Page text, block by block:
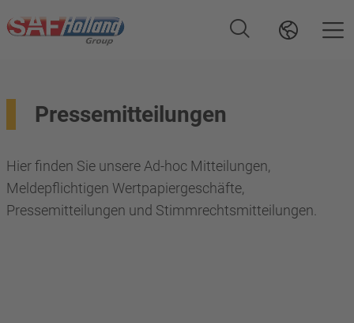
Pressemitteilungen
Hier finden Sie unsere Ad-hoc Mitteilungen,
Meldepflichtigen Wertpapiergeschäfte,
Pressemitteilungen und Stimmrechtsmitteilungen.